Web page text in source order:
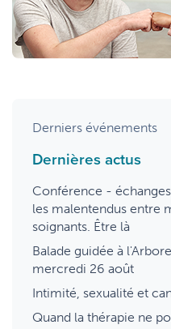
Derniers événements
Dernières actus
Conférence -
les malentendus entre
soignants. Être là
Balade guidée à
mercredi 26 août
Intimité, sexualité et
Quand la thérapie ne